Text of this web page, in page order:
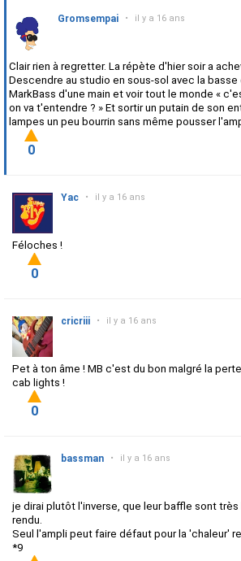
Gromsempai • il y a 16 ans
Clair rien à regretter. La répète d'hier soir a
Descendre au studio en sous-sol avec la basse
MarkBass d'une main et voir tout le monde «
on va t'entendre ? » Et sortir un putain de son
lampes un peu bourrin sans même pousser
0
Yac • il y a 16 ans
Féloches !
0
cricriii • il y a 16 ans
Pet à ton âme ! MB c'est du bon malgré la
cab lights !
0
bassman • il y a 16 ans
je dirai plutôt l'inverse, que leur baffle sont
rendu.
Seul l'ampli peut faire défaut pour la 'chaleur'
*9